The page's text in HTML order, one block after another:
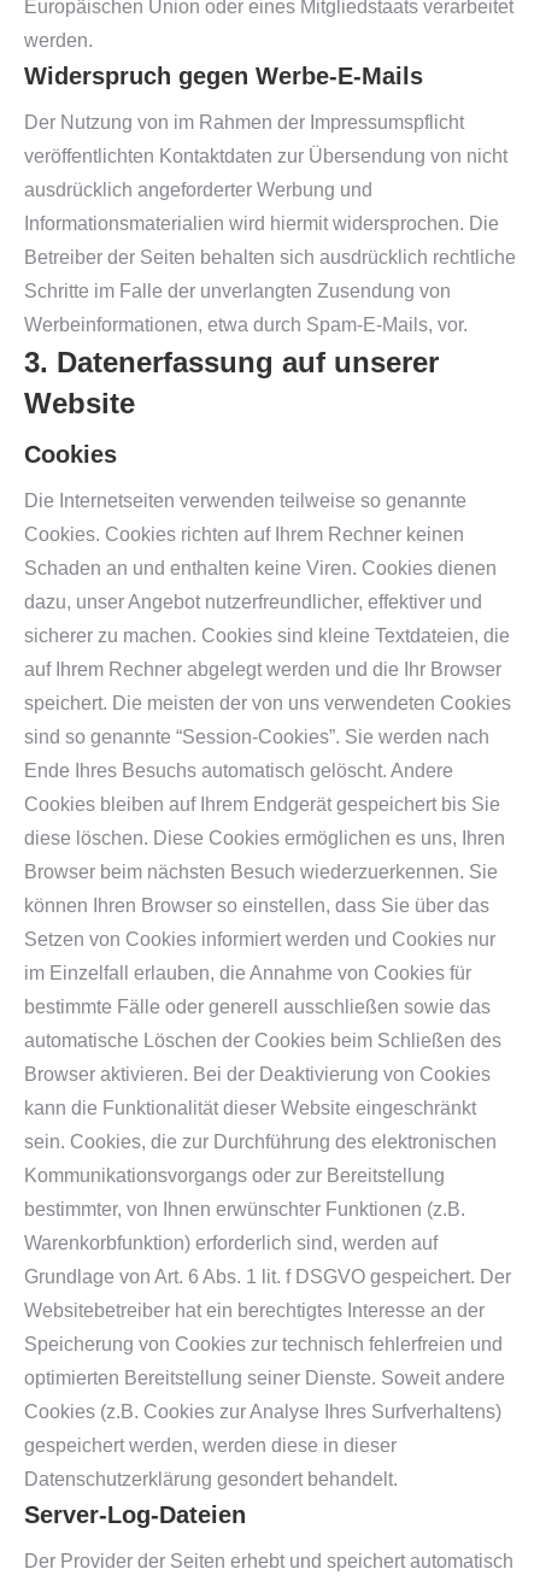
Europäischen Union oder eines Mitgliedstaats verarbeitet
werden.
Widerspruch gegen Werbe-E-Mails
Der Nutzung von im Rahmen der Impressumspflicht
veröffentlichten Kontaktdaten zur Übersendung von nicht
ausdrücklich angeforderter Werbung und
Informationsmaterialien wird hiermit widersprochen. Die
Betreiber der Seiten behalten sich ausdrücklich rechtliche
Schritte im Falle der unverlangten Zusendung von
Werbeinformationen, etwa durch Spam-E-Mails, vor.
3. Datenerfassung auf unserer
Website
Cookies
Die Internetseiten verwenden teilweise so genannte
Cookies. Cookies richten auf Ihrem Rechner keinen
Schaden an und enthalten keine Viren. Cookies dienen
dazu, unser Angebot nutzerfreundlicher, effektiver und
sicherer zu machen. Cookies sind kleine Textdateien, die
auf Ihrem Rechner abgelegt werden und die Ihr Browser
speichert. Die meisten der von uns verwendeten Cookies
sind so genannte “Session-Cookies”. Sie werden nach
Ende Ihres Besuchs automatisch gelöscht. Andere
Cookies bleiben auf Ihrem Endgerät gespeichert bis Sie
diese löschen. Diese Cookies ermöglichen es uns, Ihren
Browser beim nächsten Besuch wiederzuerkennen. Sie
können Ihren Browser so einstellen, dass Sie über das
Setzen von Cookies informiert werden und Cookies nur
im Einzelfall erlauben, die Annahme von Cookies für
bestimmte Fälle oder generell ausschließen sowie das
automatische Löschen der Cookies beim Schließen des
Browser aktivieren. Bei der Deaktivierung von Cookies
kann die Funktionalität dieser Website eingeschränkt
sein. Cookies, die zur Durchführung des elektronischen
Kommunikationsvorgangs oder zur Bereitstellung
bestimmter, von Ihnen erwünschter Funktionen (z.B.
Warenkorbfunktion) erforderlich sind, werden auf
Grundlage von Art. 6 Abs. 1 lit. f DSGVO gespeichert. Der
Websitebetreiber hat ein berechtigtes Interesse an der
Speicherung von Cookies zur technisch fehlerfreien und
optimierten Bereitstellung seiner Dienste. Soweit andere
Cookies (z.B. Cookies zur Analyse Ihres Surfverhaltens)
gespeichert werden, werden diese in dieser
Datenschutzerklärung gesondert behandelt.
Server-Log-Dateien
Der Provider der Seiten erhebt und speichert automatisch